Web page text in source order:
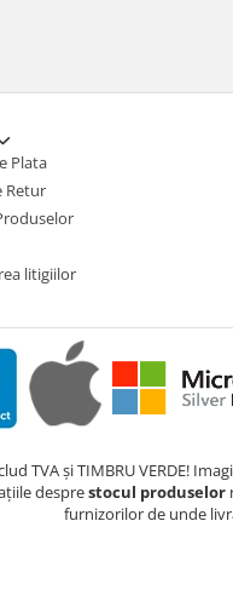
Plata
Retur
litigiilor
TVA și TIMBRU VERDE!
desprestocul produselor
furnizorilor de unde